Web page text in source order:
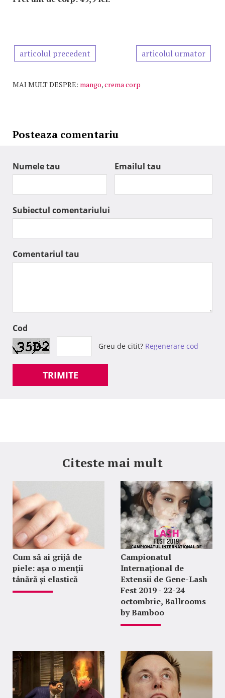
articolul precedent articolul urmator
MAI MULT DESPRE: mango,crema corp
Posteaza comentariu
Numele tau Emailul tau
Subiectul comentariului
Comentariul tau
Cod
Greu de citit? Regenerare cod
TRIMITE
Citeste mai mult
Cum să ai grijă de
piele: așa o menții
tânără și elastică
Campionatul
Internațional de
Extensii de Gene-Lash
Fest 2019 - 22-24
octombrie, Ballrooms
by Bamboo